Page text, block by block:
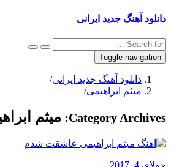
دانلود آهنگ جدید ایرانی
Toggle navigation
دانلود آهنگ جدید ایرانی/
میثم ابراهیمی/
Category Archives: میثم